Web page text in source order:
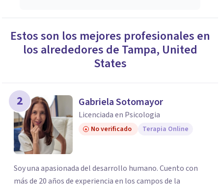
Estos son los mejores profesionales en
los alrededores de Tampa, United
States
2 Gabriela Sotomayor
Licenciada en Psicologia
No verificado Terapia Online
Soy una apasionada del desarrollo humano. Cuento con
más de 20 años de experiencia en los campos de la